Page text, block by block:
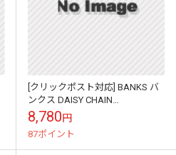
[クリックポスト対応] BANKS バ
ンクス DAISY CHAIN
BOARDSHORT ボードショーツ
BS0124
8,780円
87ポイント